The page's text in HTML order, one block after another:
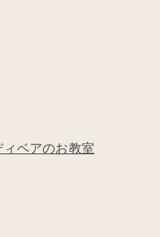
ベアのお教室